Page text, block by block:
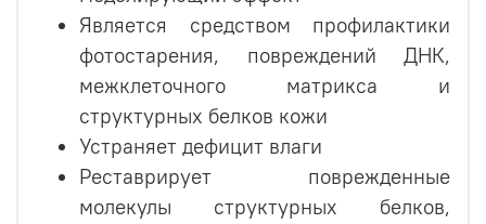
Является средством профилактики
фотостарения, повреждений ДНК,
межклеточного матрикса и
структурных белков кожи
Устраняет дефицит влаги
Реставрирует поврежденные
молекулы структурных белков,